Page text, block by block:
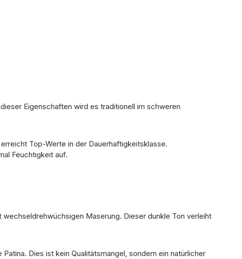
Eigenschaften wird es traditionell im schweren
Top-Werte in der Dauerhaftigkeitsklasse.
Feuchtigkeit auf.
Maserung. Dieser dunkle Ton verleiht
Dies ist kein Qualitätsmangel, sondern ein natürlicher